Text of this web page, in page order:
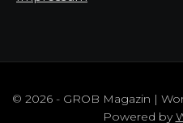
© 2026 - GROB Magazin |
Powered by